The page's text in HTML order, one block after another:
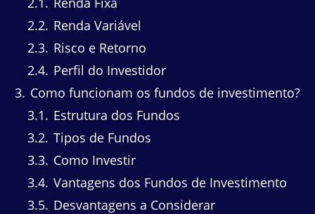
2.2 Renda Variável
2.3 Risco e Retorno
2.4 Perfil do Investidor
3 Como funcionam os fundos de investimento?
3.1
Estrutura dos Fundos
3.2 Tipos de Fundos
3.3 Como Investir
3.4 Vantagens dos Fundos de Investimento
3.5 Desvantagens a Considerar